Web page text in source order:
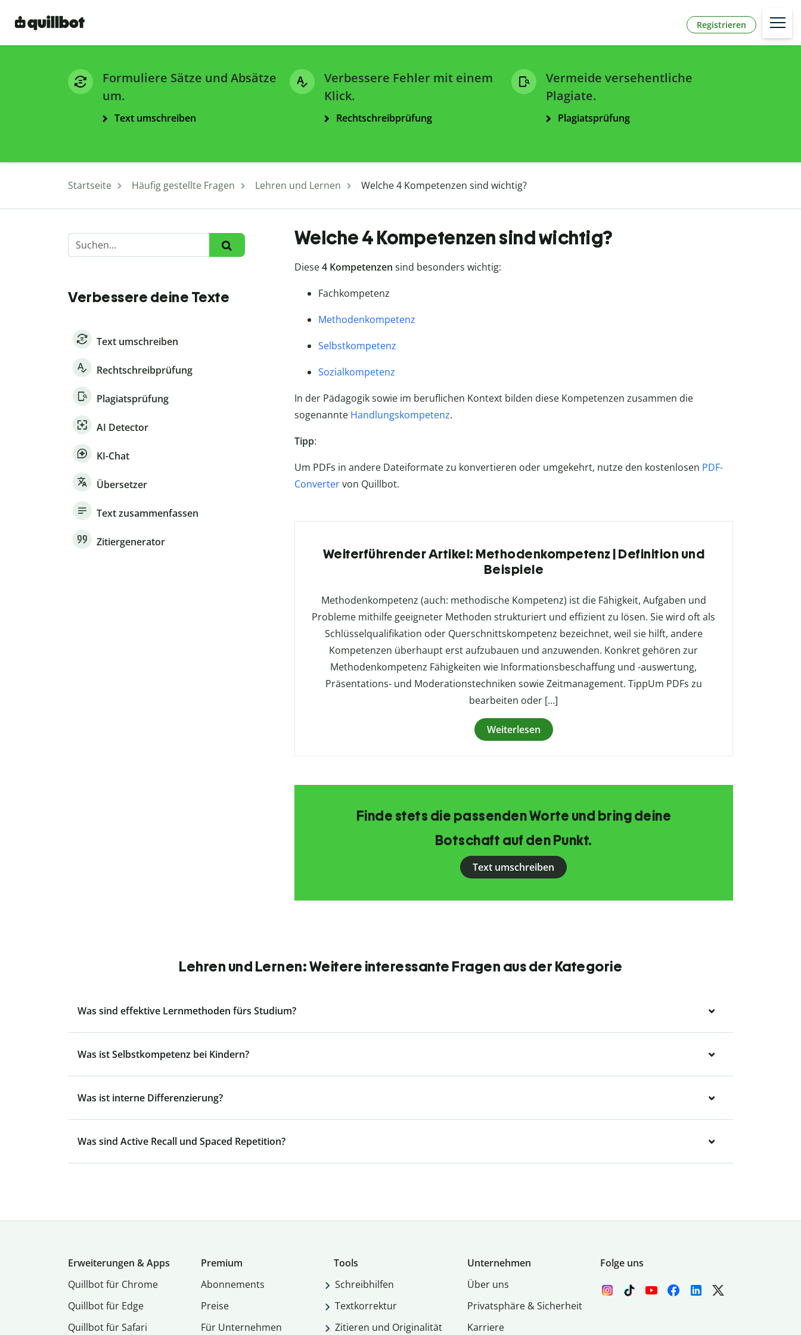
Registrieren
Formuliere Sätze und Absätze
um.
Text umschreiben
Verbessere Fehler mit einem
Klick.
Rechtschreibprüfung
Vermeide versehentliche
Plagiate.
Plagiatsprüfung
Startseite Häufig gestellte Fragen Lehren und Lernen Welche 4 Kompetenzen sind wichtig?
Verbessere deine Texte
Text umschreiben
Rechtschreibprüfung
Plagiatsprüfung
AI Detector
KI-Chat
Übersetzer
Text zusammenfassen
Zitiergenerator
Welche 4 Kompetenzen sind wichtig?
Diese4 Kompetenzen sind besonders wichtig:
Fachkompetenz
Methodenkompetenz
Selbstkompetenz
Sozialkompetenz
In der Pädagogik sowie im beruflichen Kontext bilden diese Kompetenzen zusammen die
sogenannte Handlungskompetenz.
Tipp:
Um PDFs in andere Dateiformate zu konvertieren oder umgekehrt, nutze den kostenlosen PDF-
Convertervon Quillbot.
Weiterführender Artikel: Methodenkompetenz | Definition und
Beispiele
Methodenkompetenz (auch: methodische Kompetenz) ist die Fähigkeit, Aufgaben und
Probleme mithilfe geeigneter Methoden strukturiert und effizient zu lösen. Sie wird oft als
Schlüsselqualifikation oder Querschnittskompetenz bezeichnet, weil sie hilft, andere
Kompetenzen überhaupt erst aufzubauen und anzuwenden. Konkret gehören zur
Methodenkompetenz Fähigkeiten wie Informationsbeschaffung und -auswertung,
Präsentations- und Moderationstechniken sowie Zeitmanagement. TippUm PDFs zu
bearbeiten oder […]
Weiterlesen
Finde stets die passenden Worte und bring deine
Botschaft auf den Punkt.
Text umschreiben
Lehren und Lernen: Weitere interessante Fragen aus der Kategorie
Was sind effektive Lernmethoden fürs Studium?
Was ist Selbstkompetenz bei Kindern?
Was ist interne Differenzierung?
Was sind Active Recall und Spaced Repetition?
Erweiterungen & Apps
Quillbot für Chrome
Quillbot für Edge
Quillbot für Safari
Premium
Abon­ne­ments
Preise
Für Unternehmen
Tools
Schreibhilfen
Textkorrektur
Zitieren und Originalität
Unternehmen
Über uns
Privatsphäre & Sicherheit
Karriere
Folge uns